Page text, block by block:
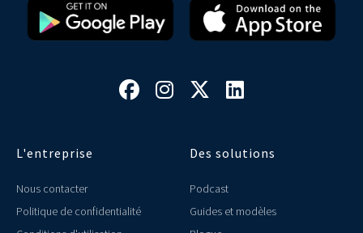
   
L'entreprise
Nous contacter
Politique de confidentialité
Des solutions
Podcast
Guides et modèles